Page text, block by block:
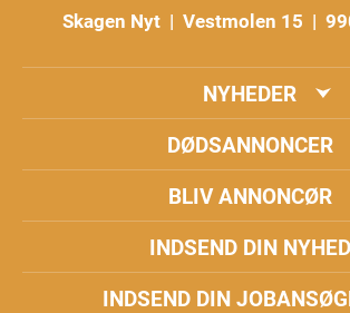
Skagen Nyt | Vestmolen 15 |
NYHEDER
DØDSANNONCER
BLIV ANNONCØR
INDSEND DIN NYHED
INDSEND DIN